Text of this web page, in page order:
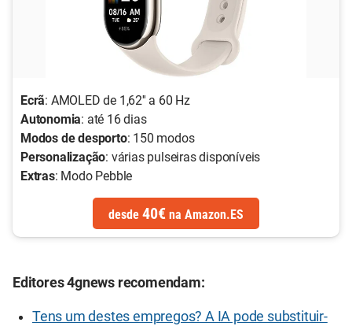
Ecrã: AMOLED de 1,62'' a 60 Hz
Autonomia: até 16 dias
Modos de desporto: 150 modos
Personalização: várias pulseiras disponíveis
Extras: Modo Pebble
desde 40€ na Amazon.ES
Editores 4gnews recomendam:
Tens um destes empregos? A IA pode substituir-